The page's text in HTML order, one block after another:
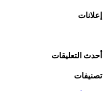
إعلانات
أحدث التعليقات
تصنيفات